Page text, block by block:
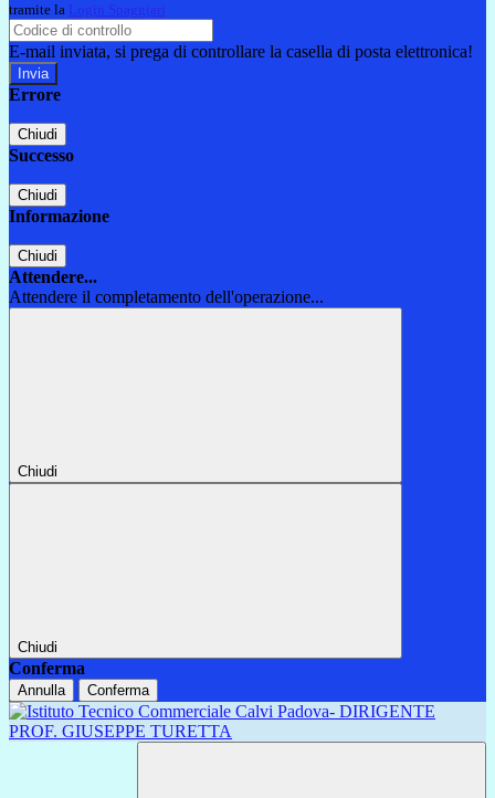
tramite la Login Spaggiari
E-mail inviata, si prega di controllare la casella di posta elettronica!
Errore
Chiudi
Successo
Chiudi
Informazione
Chiudi
Attendere...
Attendere il completamento dell'operazione...
Chiudi
Chiudi
Conferma
Annulla Conferma